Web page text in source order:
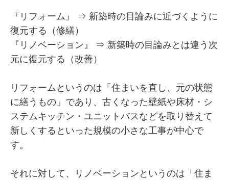
『リフォーム』 ⇒ 新築時の目論みに近づくように
復元する（修繕）
『リノベーション』 ⇒ 新築時の目論みとは違う次
元に復元する（改善）
リフォームというのは「住まいを直し、元の状態
に繕うもの」であり、古くなった壁紙や床材・シ
ステムキッチン・ユニットバスなどを取り替えて
新しくするといった規模の小さな工事が中心で
す。
それに対して、リノベーションというのは「住ま